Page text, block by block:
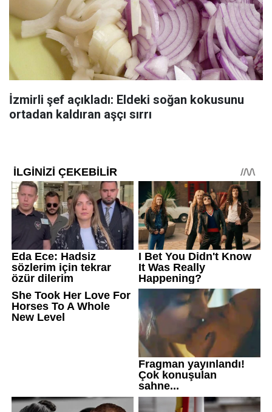
İzmirli şef açıkladı: Eldeki soğan kokusunu
ortadan kaldıran aşçı sırrı